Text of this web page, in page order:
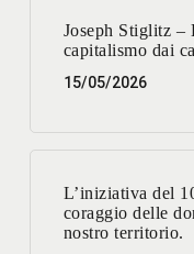
Joseph Stiglitz –
capitalismo dai
15/05/2026
L’iniziativa del
coraggio delle
nostro territorio.